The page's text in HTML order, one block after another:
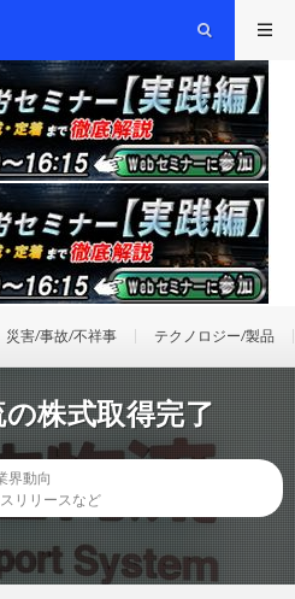
災害/事故/不祥事 テクノロジー/製品
株式取得完了
界動向
リリースなど